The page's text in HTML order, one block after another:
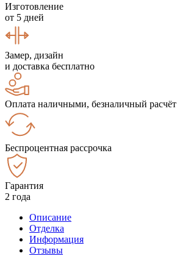
Изготовление
от 5 дней
Замер, дизайн
и доставка бесплатно
Оплата наличными, безналичный расчёт
Беспроцентная рассрочка
Гарантия
2 года
Описание
Отделка
Информация
Отзывы